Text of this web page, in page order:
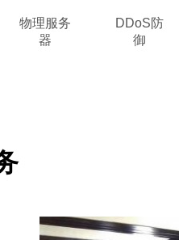
物理服务
器
DDoS防
御